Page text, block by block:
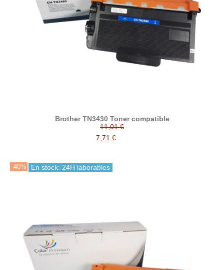
Brother TN3430 Toner compatible
11,01 €
7,71 €
-40% En stock: 24H laborables